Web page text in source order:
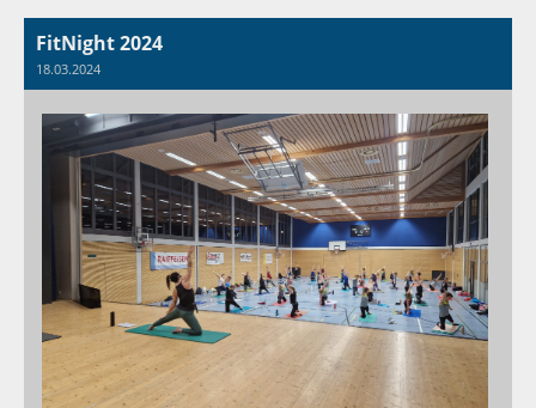
FitNight 2024
18.03.2024